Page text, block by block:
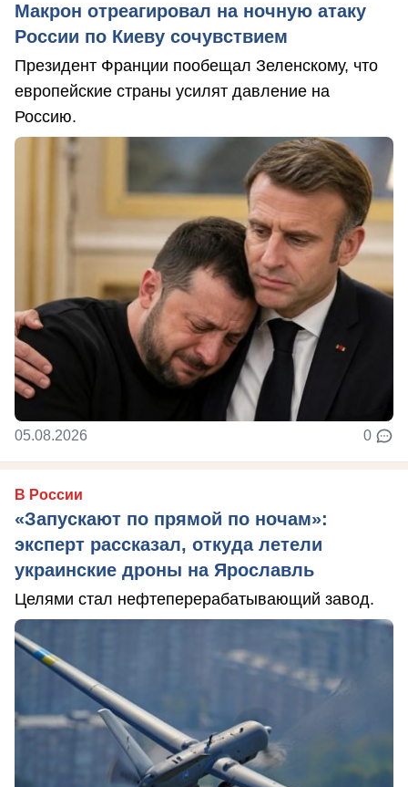
Макрон отреагировал на ночную атаку
России по Киеву сочувствием
Президент Франции пообещал Зеленскому, что
европейские страны усилят давление на
Россию.
05.08.2026 0
В России
«Запускают по прямой по ночам»:
эксперт рассказал, откуда летели
украинские дроны на Ярославль
Целями стал нефтеперерабатывающий завод.